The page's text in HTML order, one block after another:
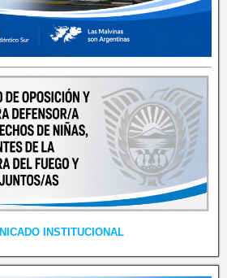
INSTITUCIONAL